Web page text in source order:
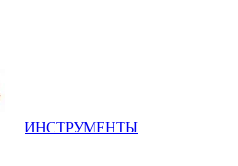
ИНСТРУМЕНТЫ